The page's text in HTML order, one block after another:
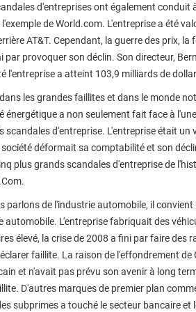
d'entreprises ont également
de World.com. L'entreprise a été
AT&T. Cependant, la guerre des prix,
par provoquer son déclin. Son directeur,
l'entreprise a atteint 103,9 milliards de
les grandes faillites et dans le monde
énergétique a non seulement fait face à
scandales d'entreprise. L'entreprise était
société déformait sa comptabilité et son
plus grands scandales d'entreprise de
parlons de l'industrie automobile, il
automobile. L'entreprise fabriquait des
élevé, la crise de 2008 a fini par faire des
faillite. La raison de l'effondrement
et n'avait pas prévu son avenir à long
D'autres marques de premier plan
subprimes a touché le secteur bancaire